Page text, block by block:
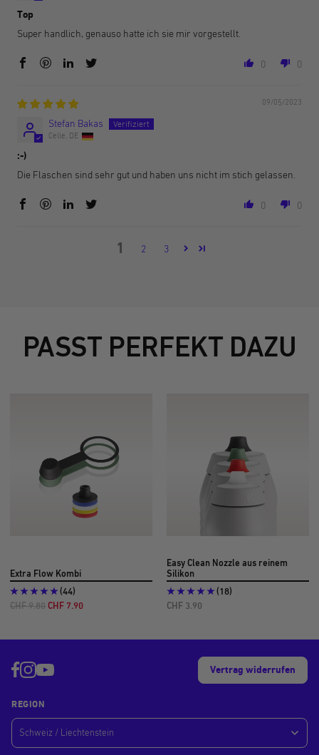
Top
Super handlich, genauso hatte ich sie mir vorgestellt.
0 0
09/05/2023
Stefan Bakas
Celle, DE
:-)
Die Flaschen sind sehr gut und haben uns nicht im stich gelassen.
0 0
1 2 3
PASST PERFEKT DAZU
Extra Flow Kombi
(44)
Angebotspreis
CHF 7.90
Regulärer
CHF 9.80
Easy Clean Nozzle aus reinem
Silikon
(18)
Angebotspreis
CHF 3.90
Vertrag widerrufen
REGION